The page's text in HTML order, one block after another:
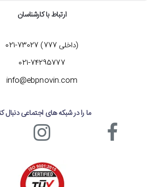
ارتباط با کارشناسان
(داخلی 777) 73027-021
021-74295777
info@ebpnovin.com
ما را در شبکه های اجتماعی دنبال